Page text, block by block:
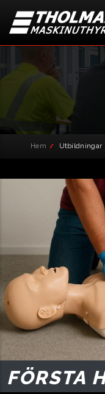
Hem Utbildningar
FÖRSTA